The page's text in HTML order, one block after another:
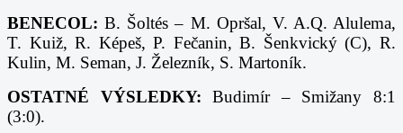
BENECOL: B. Šoltés – M. Opršal, V. A.Q. Alulema,
T. Kuiž, R. Képeš, P. Fečanin, B. Šenkvický (C), R.
Kulin, M. Seman, J. Železník, S. Martoník.
OSTATNÉ VÝSLEDKY: Budimír – Smižany 8:1
(3:0).